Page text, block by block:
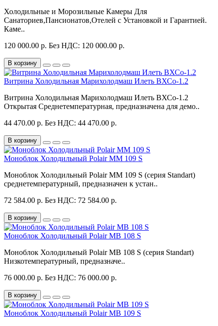
Холодильные и Морозильные Камеры Для
Санаториев,Пансионатов,Отелей с Установкой и Гарантией.
Каме..
120 000.00 р. Без НДС: 120 000.00 р.
В корзину
Витрина Холодильная Марихолодмаш Илеть ВХСо-1.2
Витрина Холодильная Марихолодмаш Илеть ВХСо-1.2
Открытая Среднетемпературная, предназначена для демо..
44 470.00 р. Без НДС: 44 470.00 р.
В корзину
Моноблок Холодильный Polair MM 109 S
Моноблок Холодильный Polair MM 109 S (серия Standart)
среднетемпературный, предназначен к устан..
72 584.00 р. Без НДС: 72 584.00 р.
В корзину
Моноблок Холодильный Polair MB 108 S
Моноблок Холодильный Polair MB 108 S (серия Standart)
Низкотемпературный, предназначе..
76 000.00 р. Без НДС: 76 000.00 р.
В корзину
Моноблок Холодильный Polair MB 109 S